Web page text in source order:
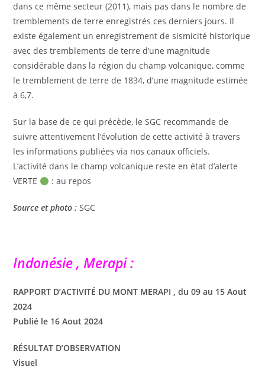
dans ce même secteur (2011), mais pas dans le nombre de
tremblements de terre enregistrés ces derniers jours. Il
existe également un enregistrement de sismicité historique
avec des tremblements de terre d’une magnitude
considérable dans la région du champ volcanique, comme
le tremblement de terre de 1834, d’une magnitude estimée
à 6,7.
Sur la base de ce qui précède, le SGC recommande de
suivre attentivement l’évolution de cette activité à travers
les informations publiées via nos canaux officiels.
L’activité dans le champ volcanique reste en état d’alerte
VERTE
: au repos
Source et photo : SGC
Indonésie , Merapi :
RAPPORT D’ACTIVITÉ DU MONT MERAPI , du 09 au 15 Aout
2024
Publié le 16 Aout 2024
RÉSULTAT D’OBSERVATION
Visuel